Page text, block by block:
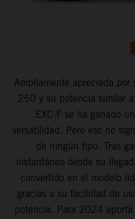
Ampliamente apreciada
250 y su potencia similar
EXC-F se ha ganado
versatilidad. Pero eso no
de ningún tipo. Tras
instantáneo desde su
convertido en el modelo
gracias a su facilidad de
potencia. Para 2024